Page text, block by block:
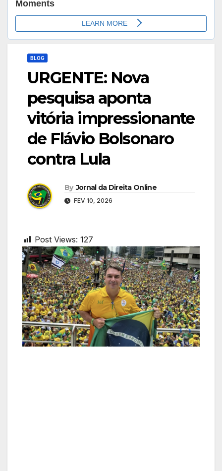
BLOG
URGENTE: Nova
pesquisa aponta
vitória impressionante
de Flávio Bolsonaro
contra Lula
By Jornal da Direita Online
FEV 10, 2026
Post Views: 127